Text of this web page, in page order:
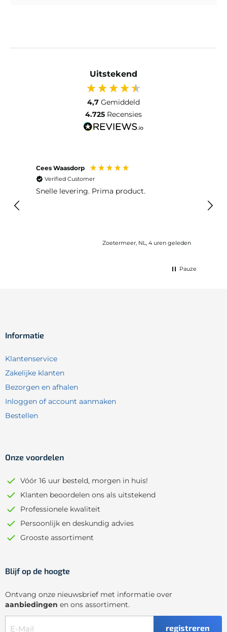
Uitstekend
4,7 Gemiddeld
4.725 Recensies
Cees Waasdorp
Verified Customer
Snelle levering. Prima product.
Zoetermeer, NL, 4 uren geleden
lang
Pauze
Informatie
Klantenservice
Zakelijke klanten
Bezorgen en afhalen
Inloggen of account aanmaken
Bestellen
Onze voordelen
Vóór 16 uur besteld, morgen in huis!
Klanten beoordelen ons als uitstekend
Professionele kwaliteit
Persoonlijk en deskundig advies
Grooste assortiment
Blijf op de hoogte
Ontvang onze nieuwsbrief met informatie over
aanbiedingen en ons assortiment.
registreren